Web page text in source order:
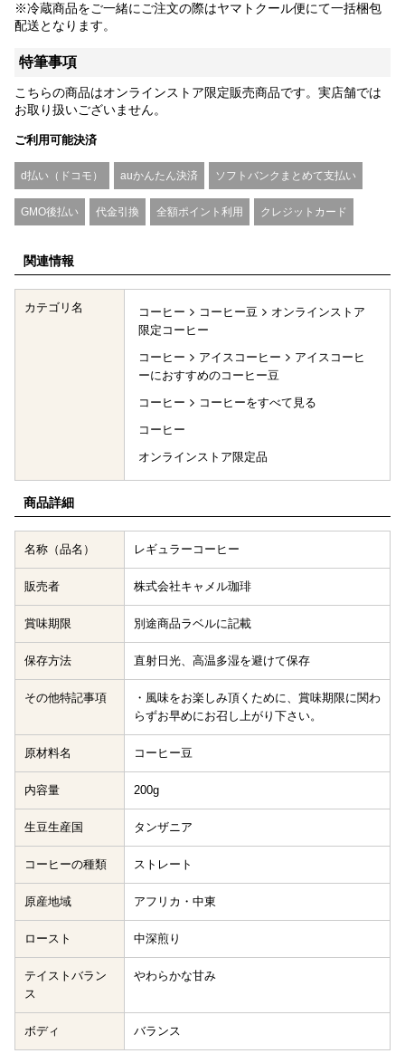
※冷蔵商品をご一緒にご注文の際はヤマトクール便にて一括梱包
配送となります。
特筆事項
こちらの商品はオンラインストア限定販売商品です。実店舗では
お取り扱いございません。
ご利用可能決済
d払い（ドコモ） auかんたん決済 ソフトバンクまとめて支払い
GMO後払い 代金引換 全額ポイント利用 クレジットカード
関連情報
カテゴリ名 コーヒー コーヒー豆
オンラインストア
限定コーヒー
コーヒー
アイスコーヒー
アイスコーヒ
ーにおすすめのコーヒー豆
コーヒー
コーヒーをすべて見る
コーヒー
オンラインストア限定品
商品詳細
名称（品名） レギュラーコーヒー
販売者 株式会社キャメル珈琲
賞味期限 別途商品ラベルに記載
保存方法 直射日光、高温多湿を避けて保存
その他特記事項
・風味をお楽しみ頂くために、賞味期限に関わ
らずお早めにお召し上がり下さい。
原材料名 コーヒー豆
内容量 200g
生豆生産国 タンザニア
コーヒーの種類 ストレート
原産地域 アフリカ・中東
ロースト 中深煎り
テイストバラン
ス
やわらかな甘み
ボディ バランス